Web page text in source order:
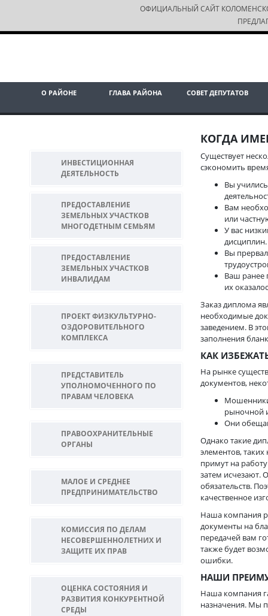
ОФИЦИАЛЬНЫЙ САЙТ
О РАЙОНЕ ГЛАВА РАЙОНА СОВЕТ ДЕПУТАТОВ
ИНВЕСТИЦИОННАЯ
ДЕЯТЕЛЬНОСТЬ
ПРЕДОСТАВЛЕНИЕ
ЗЕМЕЛЬНЫХ УЧАСТКОВ
МНОГОДЕТНЫМ СЕМЬЯМ
ПРЕДОСТАВЛЕНИЕ
ЗЕМЕЛЬНЫХ УЧАСТКОВ
ИНВАЛИДАМ
ПРОЕКТ ФИЗКУЛЬТУРНО-
ОЗДОРОВИТЕЛЬНОГО
КОМПЛЕКСА
ПРЕДСТАВИТЕЛЬ
УПОЛНОМОЧЕННОГО ПО
ПРАВАМ ЧЕЛОВЕКА
ПРАВООХРАНИТЕЛЬНЫЕ
ОРГАНЫ
МАЛОЕ И СРЕДНЕЕ
ПРЕДПРИНИМАТЕЛЬСТВО
КОМИССИЯ ПО ДЕЛАМ
НЕСОВЕРШЕННОЛЕТНИХ И
ЗАЩИТЕ ИХ ПРАВ
ОЦЕНКА СОСТОЯНИЯ И
РАЗВИТИЯ КОНКУРЕНТНОЙ
СРЕДЫ
КОГДА
Существует
сэкономить
Вы
Вам
или
У вас
дисциплин.
Вы
Ваш ранее
их
Заказ диплома
необходимые
заведением. В
заполнения
КАК
На рынке
документов,
Мошенники
рыночной
Они
Однако такие
элементов,
примут на
затем исчезают.
обязательств.
качественное
Наша компания
документы на
передачей вам
также будет
ошибки.
НАШИ
Наша компания
назначения. Мы